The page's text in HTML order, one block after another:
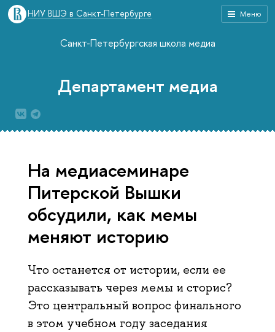
Меню
НИУ ВШЭ в Санкт-Петербурге
Санкт-Петербургская школа медиа
Департамент медиа
На медиасеминаре
Питерской Вышки
обсудили, как мемы
меняют историю
Что останется от истории, если ее
рассказывать через мемы и сторис?
Это центральный вопрос финального
в этом учебном году заседания